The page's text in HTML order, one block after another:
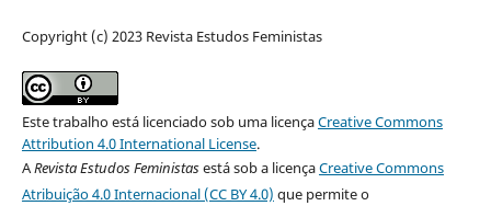
Copyright (c) 2023 Revista Estudos Feministas
Este trabalho está licenciado sob uma licençaCreative Commons
Attribution 4.0 International License.
ARevista Estudos Feministasestá sob a licençaCreative Commons
Atribuição 4.0 Internacional (CC BY 4.0) que permite o